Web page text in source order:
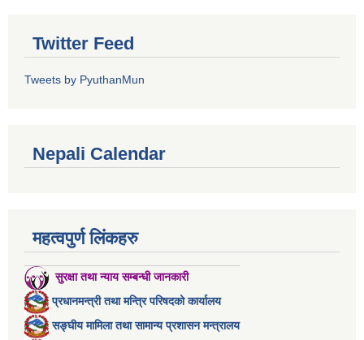
Twitter Feed
Tweets by PyuthanMun
Nepali Calendar
महत्वपुर्ण लिंकहरु
सुरक्षा तथा न्याय सम्बन्धी जानकारी
प्रधानमन्त्री तथा मन्त्रि परिषदको कार्यालय
सङ्घीय मामिला तथा सामान्य प्रशासन मन्त्रालय